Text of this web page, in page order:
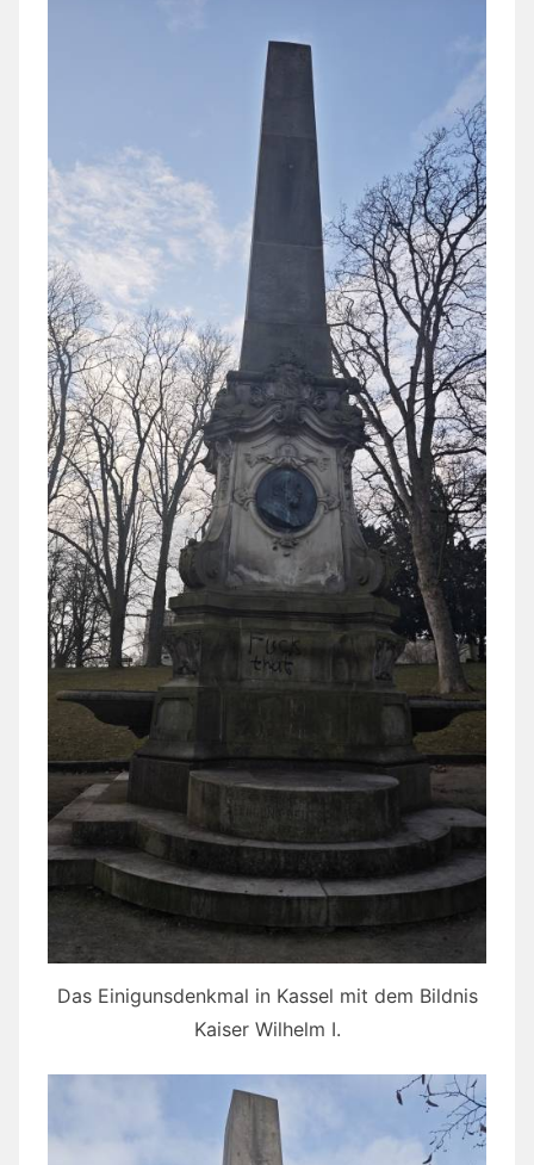
Das Einigunsdenkmal in Kassel mit dem Bildnis
Kaiser Wilhelm I.